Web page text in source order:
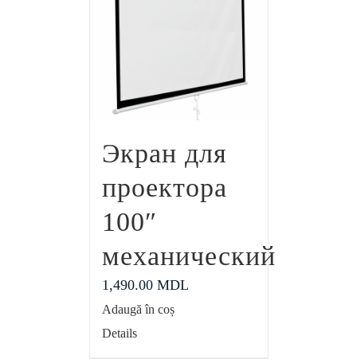
Экран для
проектора
100″
механический
1,490.00 MDL
Adaugă în coș
Details